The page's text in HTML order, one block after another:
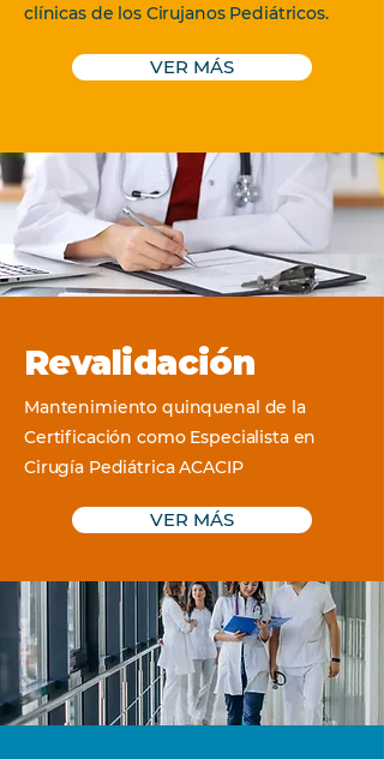
clínicas de los Cirujanos Pediátricos.
VER MÁS
Revalidación
Mantenimiento quinquenal de la
Certificación como Especialista en
Cirugía Pediátrica ACACIP
VER MÁS